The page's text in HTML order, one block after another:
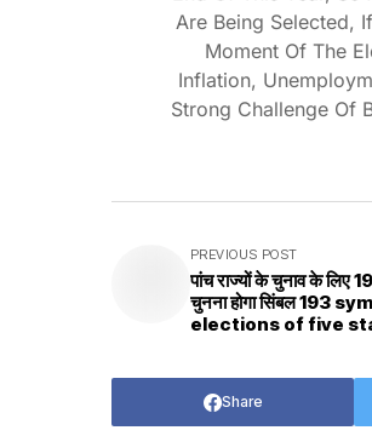
Are Being Selected,
Moment Of The
Inflation,
Strong Challenge Of
PREVIOUS POST
पांच राज्यों के चुनाव के लिए
चुनना होगा सिंबल 193
elections of five
unrecognized
Share